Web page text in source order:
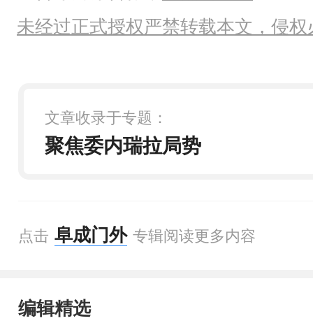
未经过正式授权严禁转载本文，侵权
文章收录于专题：
聚焦委内瑞拉局势
点击 阜成门外 专辑阅读更多内容
编辑精选